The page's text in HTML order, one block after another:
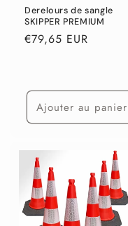
Derelours de sangle
SKIPPER PREMIUM
Prix
€79,65 EUR
Ajouter au panier